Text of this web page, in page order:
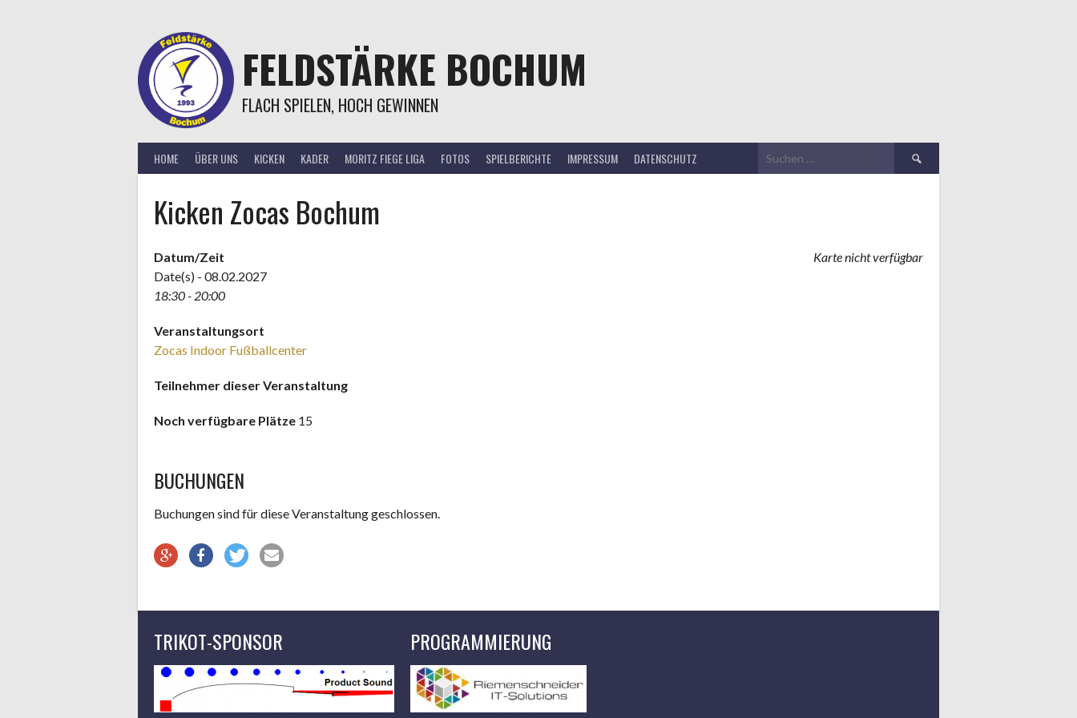
FELDSTÄRKE BOCHUM
FLACH SPIELEN, HOCH GEWINNEN
HOME ÜBER UNS KICKEN KADER MORITZ FIEGE LIGA FOTOS SPIELBERICHTE IMPRESSUM DATENSCHUTZ
Suchen
nach:
Kicken Zocas Bochum
Karte nicht verfügbar
Datum/Zeit
Date(s) - 08.02.2027
18:30 - 20:00
Veranstaltungsort
Zocas Indoor Fußballcenter
Teilnehmer dieser Veranstaltung
Noch verfügbare Plätze 15
BUCHUNGEN
Buchungen sind für diese Veranstaltung geschlossen.
TRIKOT-SPONSOR PROGRAMMIERUNG